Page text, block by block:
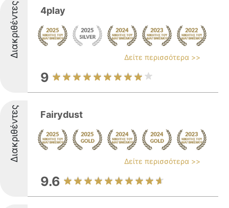
Διακριθέντες 4play
Δείτε περισσότερα >>
9
Διακριθέντες Fairydust
Δείτε περισσότερα >>
9.6